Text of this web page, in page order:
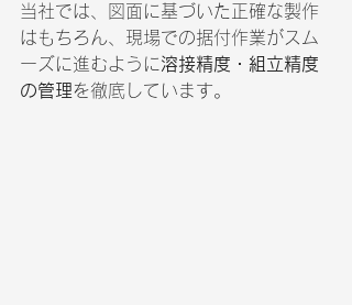
当社では、図面に基づいた正確な製作
はもちろん、現場での据付作業がスム
ーズに進むように溶接精度・組立精度
の管理を徹底しています。